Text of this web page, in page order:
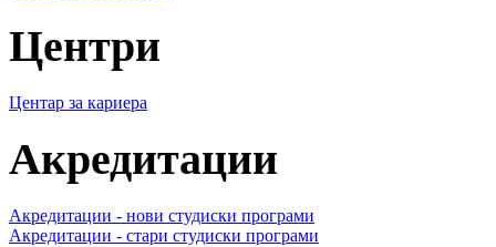
Центри
Центар за кариера
Акредитации
Акредитации - нови студиски програми
Акредитации - стари студиски програми